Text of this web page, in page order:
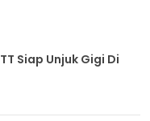
Siap Unjuk Gigi Di